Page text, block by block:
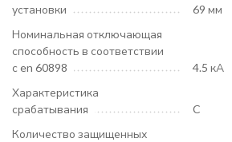
установки
69 мм
Номинальная отключающая
способность в соответствии
с en 60898
4.5 кА
Характеристика
срабатывания
C
Количество защищенных